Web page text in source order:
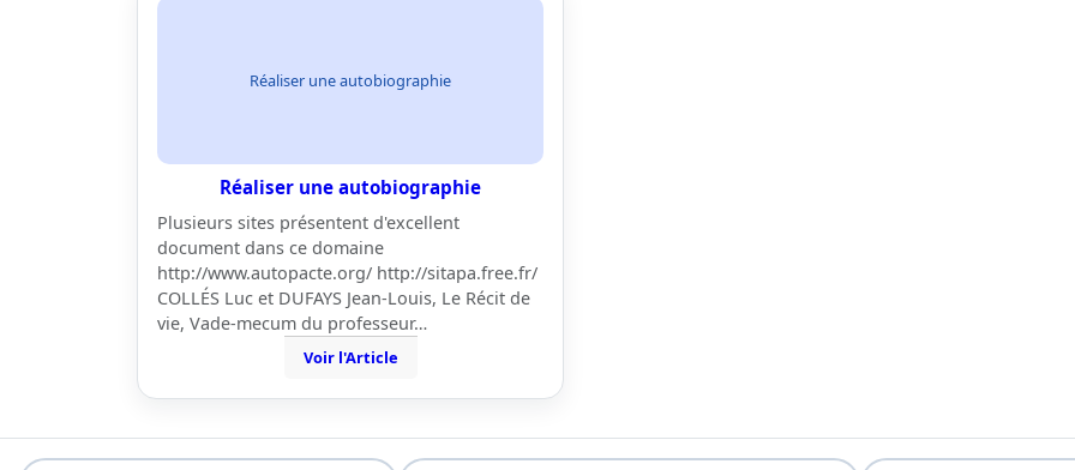
Réaliser une autobiographie
Réaliser une autobiographie
Plusieurs sites présentent d'excellent
document dans ce domaine
http://www.autopacte.org/ http://sitapa.free.fr/
COLLÉS Luc et DUFAYS Jean-Louis, Le Récit de
vie, Vade-mecum du professeur…
Voir l'Article